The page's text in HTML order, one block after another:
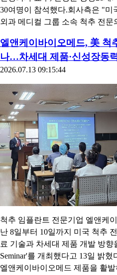
30여명이 참석했다.회사측은 "미
외과 메디컬 그룹 소속 척추 전문
엘앤케이바이오메드, 美 척
나…차세대 제품·신성장동
2026.07.13 09:15:44
척추 임플란트 전문기업 엘앤케
난 8일부터 10일까지 미국 척추
료 기술과 차세대 제품 개발 방향
Seminar'를 개최했다고 13일 밝
엘앤케이바이오메드 제품을 활